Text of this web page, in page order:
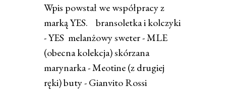
Wpis powstał we współpracy z
marką YES. bransoletka i kolczyki
- YES melanżowy sweter - MLE
(obecna kolekcja) skórzana
marynarka - Meotine (z drugiej
ręki) buty - Gianvito Rossi